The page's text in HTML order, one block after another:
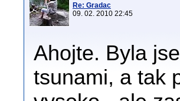
Re: Gradac
09. 02. 2010 22:45
Ahojte. Byla
tsunami, a tak